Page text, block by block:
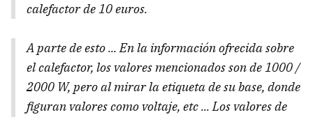
calefactor de 10 euros.
A parte de esto ... En la información ofrecida sobre
el calefactor, los valores mencionados son de 1000 /
2000 W, pero al mirar la etiqueta de su base, donde
figuran valores como voltaje, etc ... Los valores de